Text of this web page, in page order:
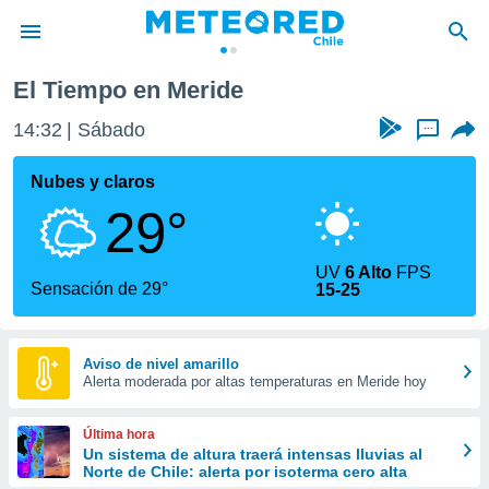
de
por
que se
calidad.
a este
las
y
forma
digital
basada
El Tiempo en Meride
14:32 Sábado ...
Nubes y claros
29°
Sensación de 29°
UV6 Alto FPS
15-25
Aviso de nivel amarillo
Alerta moderada por altas temperaturas en Meride hoy
Última hora
Un sistema de altura traerá intensas lluvias al
Norte de Chile: alerta por isoterma cero alta